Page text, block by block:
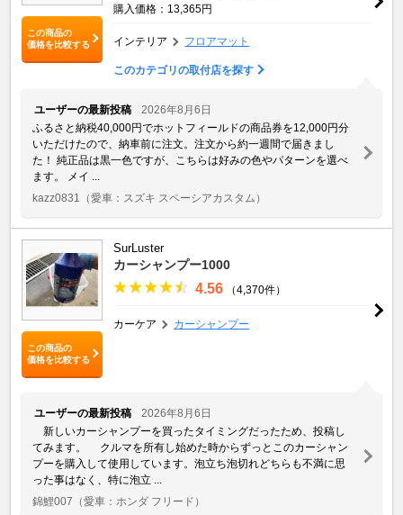
この商品の
価格を比較する
購入価格：13,365円
インテリア フロアマット
このカテゴリの取付店を探す
ユーザーの最新投稿
2026年8月6日
ふるさと納税40,000円でホットフィールドの商品券を12,000円分
いただけたので、納車前に注文。注文から約一週間で届きまし
た！ 純正品は黒一色ですが、こちらは好みの色やパターンを選べ
ます。 メイ ...
kazz0831
（愛車：スズキ スペーシアカスタム）
この商品の
価格を比較する
SurLuster
カーシャンプー1000
4.56 （4,370件）
カーケア カーシャンプー
ユーザーの最新投稿
2026年8月6日
新しいカーシャンプーを買ったタイミングだったため、投稿し
てみます。 クルマを所有し始めた時からずっとこのカーシャン
プーを購入して使用しています。泡立ち泡切れどちらも不満に思
った事はなく、特に泡立 ...
錦鯉007 （愛車：ホンダ フリード）